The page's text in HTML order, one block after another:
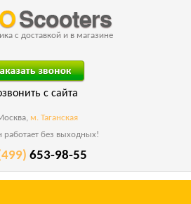
с доставкой и в магазине
с сайта
м. Таганская
работает без выходных!
653-98-55